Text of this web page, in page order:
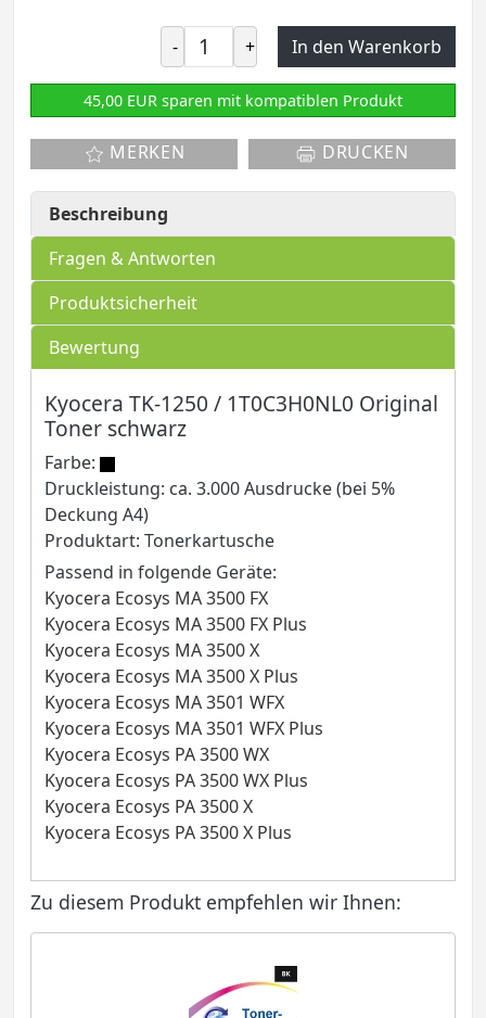
- + In den Warenkorb
45,00 EUR sparen mit kompatiblen Produkt
MERKEN DRUCKEN
Beschreibung
Fragen & Antworten
Produktsicherheit
Bewertung
Kyocera TK-1250 / 1T0C3H0NL0 Original
Toner schwarz
Farbe:
Druckleistung: ca. 3.000 Ausdrucke (bei 5%
Deckung A4)
Produktart: Tonerkartusche
Passend in folgende Geräte:
Kyocera Ecosys MA 3500 FX
Kyocera Ecosys MA 3500 FX Plus
Kyocera Ecosys MA 3500 X
Kyocera Ecosys MA 3500 X Plus
Kyocera Ecosys MA 3501 WFX
Kyocera Ecosys MA 3501 WFX Plus
Kyocera Ecosys PA 3500 WX
Kyocera Ecosys PA 3500 WX Plus
Kyocera Ecosys PA 3500 X
Kyocera Ecosys PA 3500 X Plus
Zu diesem Produkt empfehlen wir Ihnen: